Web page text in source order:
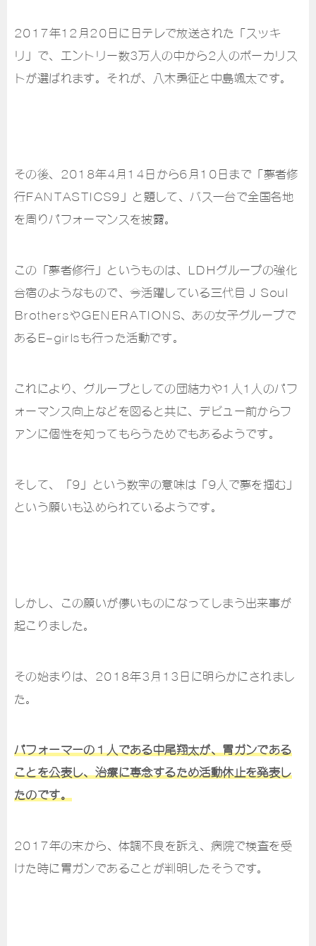
2017年12月20日に日テレで放送された「スッキ
リ」で、エントリー数3万人の中から2人のボーカリス
トが選ばれます。それが、八木勇征と中島颯太です。
その後、2018年4月14日から6月10日まで「夢者修
行FANTASTICS9」と題して、バス一台で全国各地
を周りパフォーマンスを披露。
この「夢者修行」というものは、LDHグループの強化
合宿のようなもので、今活躍している三代目 J Soul
BrothersやGENERATIONS、あの女子グループで
あるE-girlsも行った活動です。
これにより、グループとしての団結力や1人1人のパフ
ォーマンス向上などを図ると共に、デビュー前からフ
ァンに個性を知ってもらうためでもあるようです。
そして、「9」という数字の意味は「9人で夢を掴む」
という願いも込められているようです。
しかし、この願いが儚いものになってしまう出来事が
起こりました。
その始まりは、2018年3月13日に明らかにされまし
た。
パフォーマーの１人である中尾翔太が、胃ガンである
ことを公表し、治療に専念するため活動休止を発表し
たのです。
2017年の末から、体調不良を訴え、病院で検査を受
けた時に胃ガンであることが判明したそうです。